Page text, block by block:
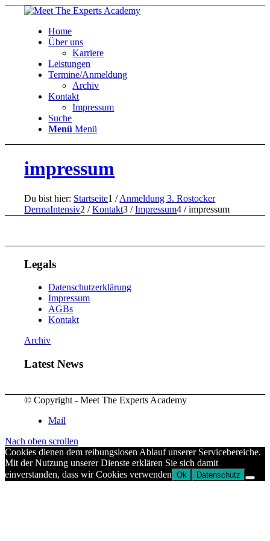
Home
Über uns
Karriere
Leistungen
Termine/Anmeldung
Archiv
Kontakt
Impressum
Suche
Menü Menü
impressum
Du bist hier: Startseite1 / Anmeldung 3. Rostocker
DermaIntensiv2 / Kontakt3 / Impressum4 / impressum
Legals
Datenschutzerklärung
Impressum
AGBs
Kontakt
Archiv
Latest News
© Copyright - Meet The Experts Academy
Mail
Nach oben scrollen
Cookies dienen dem reibungslosen Ablauf unserer Servicebereiche.
Mit der Nutzung unserer Dienste erklären Sie sich damit
einverstanden, dass wir Cookies verwenden Ok Datenschutz